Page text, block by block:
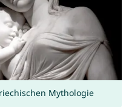
Mythologie